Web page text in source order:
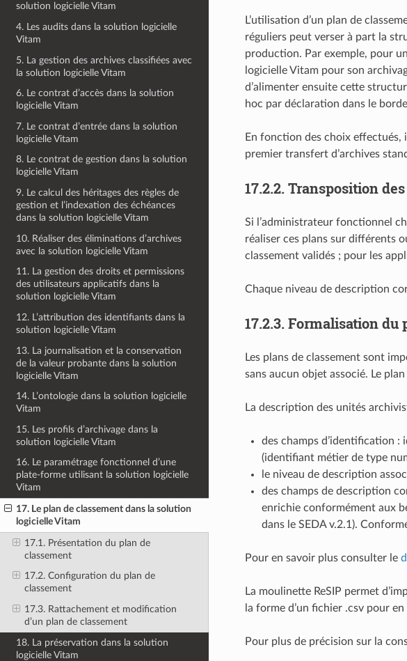
solution logicielle Vitam
4. Les audits dans la solution logicielle
Vitam
5. La gestion des archives classifiées avec
la solution logicielle Vitam
6. Le contrat d’accès dans la solution
logicielle Vitam
7. Le contrat d’entrée dans la solution
logicielle Vitam
8. Le contrat de gestion dans la solution
logicielle Vitam
9. Le calcul des héritages des règles de
gestion et l’indexation des échéances
dans la solution logicielle Vitam
10. Réaliser des éliminations d’archives
avec la solution logicielle Vitam
11. La gestion des droits et permissions
des utilisateurs applicatifs dans la
solution logicielle Vitam
12. L’attribution des identifiants dans la
solution logicielle Vitam
13. La journalisation et la conservation
de la valeur probante dans la solution
logicielle Vitam
14. L’ontologie dans la solution logicielle
Vitam
15. Les profils d’archivage dans la
solution logicielle Vitam
16. Le paramétrage fonctionnel d’une
plate-forme utilisant la solution logicielle
Vitam
17. Le plan de classement dans la solution
logicielle Vitam
17.1. Présentation du plan de
classement
17.2. Configuration du plan de
classement
17.3. Rattachement et modification
d’un plan de classement
18. La préservation dans la solution
logicielle Vitam
L’utilisation d’un plan de
réguliers peut verser à part la
production. Par exemple, pour
logicielle Vitam pour son
d’alimenter ensuite cette
hoc par déclaration dans le
En fonction des choix effectués,
premier transfert d’archives
17.2.2. Transposition
Si l’administrateur fonctionnel
réaliser ces plans sur différents
classement validés ; pour les
Chaque niveau de description
17.2.3. Formalisation du
Les plans de classement sont
sans aucun objet associé. Le
La description des unités
des champs d’identification
(identifiant métier de type
le niveau de description
des champs de description
enrichie conformément aux
dans le SEDA v.2.1).
Pour en savoir plus consulter le
La moulinette ReSIP permet
la forme d’un fichier .csv pour en
Pour plus de précision sur la